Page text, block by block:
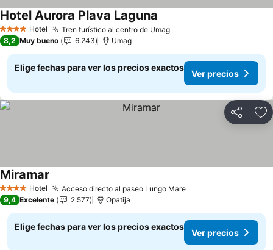
4 EstrellasHotel Tren turístico al centro de Umag
Hotel Aurora Plava Laguna
8,2 Muy bueno 6.243 Umag
Elige fechas para ver los precios exactos
Ver precios
Compartir
4 EstrellasHotel Acceso directo al paseo Lungo Mare
Miramar
9,4 Excelente 2.577 Opatija
Elige fechas para ver los precios exactos
Ver precios